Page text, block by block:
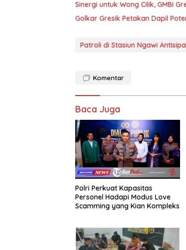
Sinergi untuk Wong Cilik, GMBI
Golkar Gresik Petakan Dapil
Patroli di Stasiun Ngawi
Komentar
Baca Juga
Polri Perkuat Kapasitas
Personel Hadapi Modus Love
Scamming yang Kian Kompleks